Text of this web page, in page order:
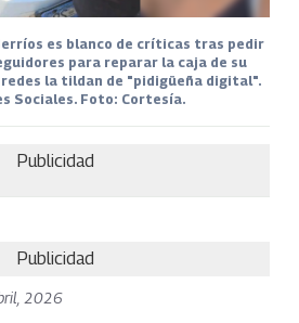
es blanco de críticas tras pedir
para reparar la caja de su
redes la tildan de "pidigüeña digital".
Sociales. Foto: Cortesía.
Publicidad
Publicidad
2026